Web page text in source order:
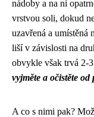
nádoby a na ni
vrstvou soli, dokud
uzavřená a umístěná
liší v závislosti na
obvykle však trvá 2-
vyjměte a očistěte od
A co s nimi pak?